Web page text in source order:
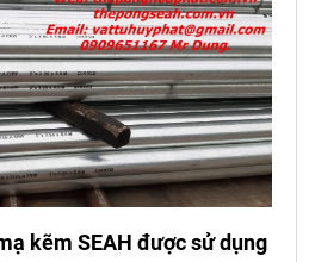
kẽm SEAH được sử dụng